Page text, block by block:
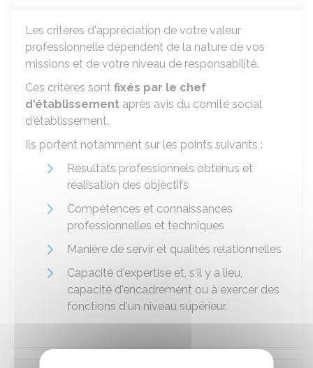
Les critères d'appréciation de votre valeur
professionnelle dépendent de la nature de vos
missions et de votre niveau de responsabilité.
Ces critères sont fixés par le chef
d'établissement après avis du comité social
d'établissement.
Ils portent notamment sur les points suivants :
Résultats professionnels obtenus et
réalisation des objectifs
Compétences et connaissances
professionnelles et techniques
Manière de servir et qualités relationnelles
Capacité d'expertise et, s'il y a lieu,
capacité d'encadrement ou à exercer des
fonctions d'un niveau supérieur.